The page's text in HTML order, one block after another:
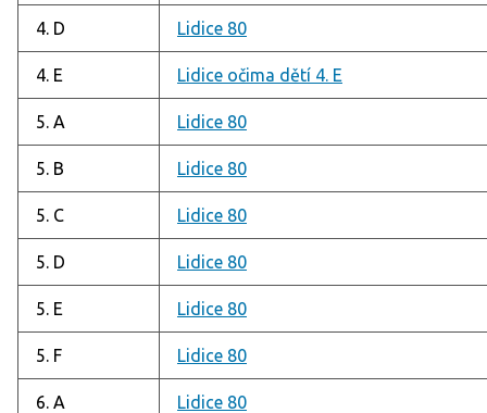
4. D Lidice 80
4. E Lidice očima dětí 4. E
5. A Lidice 80
5. B Lidice 80
5. C Lidice 80
5. D Lidice 80
5. E Lidice 80
5. F Lidice 80
6. A Lidice 80